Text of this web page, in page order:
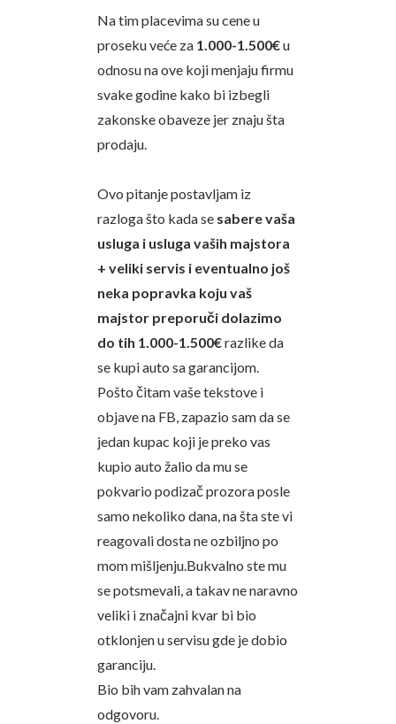
Na tim placevima su cene u
proseku veće za 1.000-1.500€u
odnosu na ove koji menjaju firmu
svake godine kako bi izbegli
zakonske obaveze jer znaju šta
prodaju.
Ovo pitanje postavljam iz
razloga što kada se sabere vaša
usluga i usluga vaših majstora
+ veliki servis i eventualno još
neka popravka koju vaš
majstor preporuči dolazimo
do tih 1.000-1.500€razlike da
se kupi auto sa garancijom.
Pošto čitam vaše tekstove i
objave na FB, zapazio sam da se
jedan kupac koji je preko vas
kupio auto žalio da mu se
pokvario podizač prozora posle
samo nekoliko dana, na šta ste vi
reagovali dosta ne ozbiljno po
mom mišljenju.Bukvalno ste mu
se potsmevali, a takav ne naravno
veliki i značajni kvar bi bio
otklonjen u servisu gde je dobio
garanciju.
Bio bih vam zahvalan na
odgovoru.